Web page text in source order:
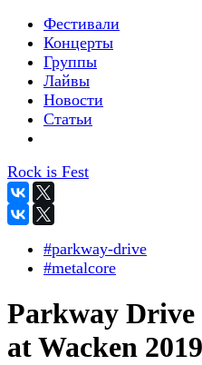
Фестивали
Концерты
Группы
Лайвы
Новости
Статьи
Rock is Fest
#parkway-drive
#metalcore
Parkway
at Wacken